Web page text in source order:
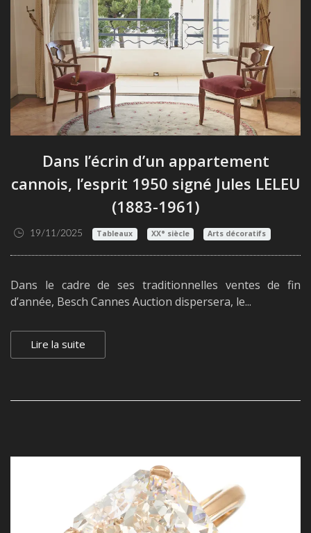
Dans l’écrin d’un appartement
cannois, l’esprit 1950 signé Jules LELEU
(1883-1961)
19/11/2025 Tableaux XX° siècle Arts décoratifs
Dans le cadre de ses traditionnelles ventes de fin
d’année, Besch Cannes Auction dispersera, le...
Lire la suite